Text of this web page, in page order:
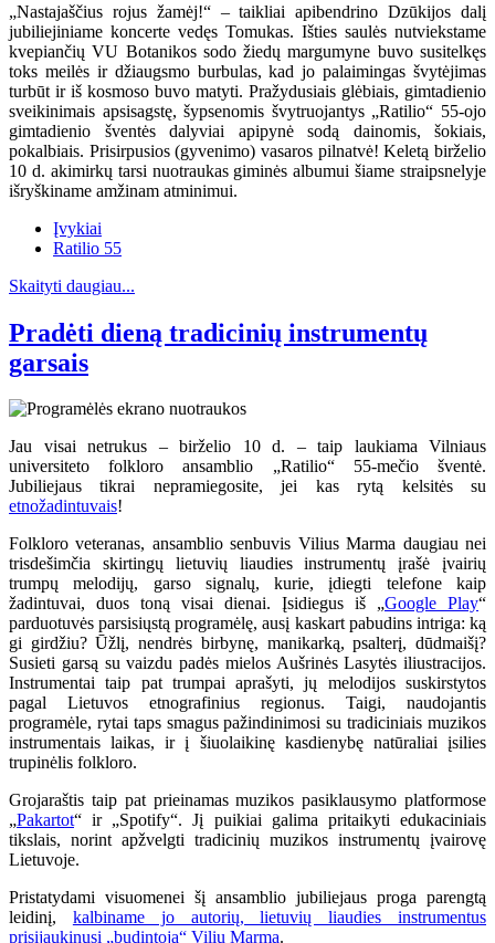
„Nastajaščius rojus žamėj!“ – taikliai apibendrino Dzūkijos dalį
jubiliejiniame koncerte vedęs Tomukas. Išties saulės nutviekstame
kvepiančių VU Botanikos sodo žiedų margumyne buvo susitelkęs
toks meilės ir džiaugsmo burbulas, kad jo palaimingas švytėjimas
turbūt ir iš kosmoso buvo matyti. Pražydusiais glėbiais, gimtadienio
sveikinimais apsisagstę, šypsenomis švytruojantys „Ratilio“ 55-ojo
gimtadienio šventės dalyviai apipynė sodą dainomis, šokiais,
pokalbiais. Prisirpusios (gyvenimo) vasaros pilnatvė! Keletą birželio
10 d. akimirkų tarsi nuotraukas giminės albumui šiame straipsnelyje
išryškiname amžinam atminimui.
Įvykiai
Ratilio 55
Skaityti daugiau...
Pradėti dieną tradicinių instrumentų
garsais
Jau visai netrukus – birželio 10 d. – taip laukiama Vilniaus
universiteto folkloro ansamblio „Ratilio“ 55-mečio šventė.
Jubiliejaus tikrai nepramiegosite, jei kas rytą kelsitės su
etnožadintuvais!
Folkloro veteranas, ansamblio senbuvis Vilius Marma daugiau nei
trisdešimčia skirtingų lietuvių liaudies instrumentų įrašė įvairių
trumpų melodijų, garso signalų, kurie, įdiegti telefone kaip
žadintuvai, duos toną visai dienai. Įsidiegus iš „Google Play“
parduotuvės parsisiųstą programėlę, ausį kaskart pabudins intriga: ką
gi girdžiu? Ūžlį, nendrės birbynę, manikarką, psalterį, dūdmaišį?
Susieti garsą su vaizdu padės mielos Aušrinės Lasytės iliustracijos.
Instrumentai taip pat trumpai aprašyti, jų melodijos suskirstytos
pagal Lietuvos etnografinius regionus. Taigi, naudojantis
programėle, rytai taps smagus pažindinimosi su tradiciniais muzikos
instrumentais laikas, ir į šiuolaikinę kasdienybę natūraliai įsilies
trupinėlis folkloro.
Grojaraštis taip pat prieinamas muzikos pasiklausymo platformose
„Pakartot“ ir „Spotify“. Jį puikiai galima pritaikyti edukaciniais
tikslais, norint apžvelgti tradicinių muzikos instrumentų įvairovę
Lietuvoje.
Pristatydami visuomenei šį ansamblio jubiliejaus proga parengtą
leidinį, kalbiname jo autorių, lietuvių liaudies instrumentus
prisijaukinusį „budintoją“ Vilių Marmą.